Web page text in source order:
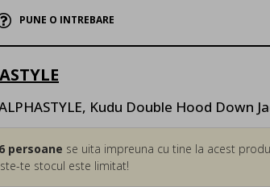
PUNE O INTREBARE
Kudu Double Hood Down
persoane se uita impreuna cu tine la acest
te stocul este limitat!